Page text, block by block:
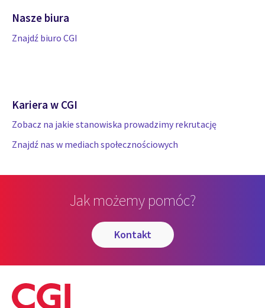
Nasze biura
Znajdź biuro CGI
Kariera w CGI
Zobacz na jakie stanowiska prowadzimy rekrutację
Znajdź nas w mediach społecznościowych
Jak możemy pomóc?
kontakt